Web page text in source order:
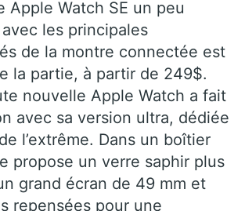
Apple Watch SE un peu
les principales
de la montre connectée est
la partie, à partir de 249$.
nouvelle Apple Watch a fait
avec sa version ultra, dédiée
l’extrême. Dans un boîtier
propose un verre saphir plus
grand écran de 49 mm et
repensées pour une